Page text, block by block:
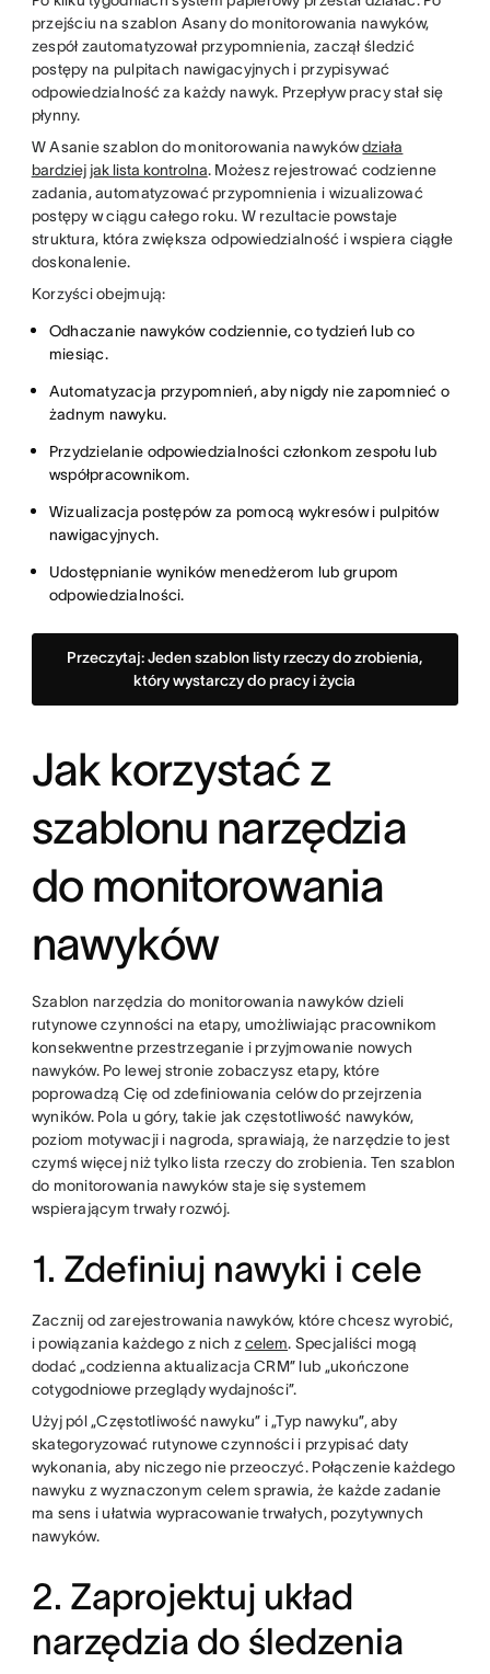
przejściu na szablon Asany do monitorowania nawyków,
zespół zautomatyzował przypomnienia, zaczął śledzić
postępy na pulpitach nawigacyjnych i przypisywać
odpowiedzialność za każdy nawyk. Przepływ pracy stał się
płynny.
W Asanie szablon do monitorowania nawykówdziała
bardziej jak lista kontrolna. Możesz rejestrować codzienne
zadania, automatyzować przypomnienia i wizualizować
postępy w ciągu całego roku. W rezultacie powstaje
struktura, która zwiększa odpowiedzialność i wspiera ciągłe
doskonalenie.
Korzyści obejmują:
Odhaczanie nawyków codziennie, co tydzień lub co
miesiąc.
Automatyzacja przypomnień, aby nigdy nie zapomnieć o
żadnym nawyku.
Przydzielanie odpowiedzialności członkom zespołu lub
współpracownikom.
Wizualizacja postępów za pomocą wykresów i pulpitów
nawigacyjnych.
Udostępnianie wyników menedżerom lub grupom
odpowiedzialności.
Przeczytaj: Jeden szablon listy rzeczy do zrobienia,
który wystarczy do pracy i życia
Jak korzystać z
szablonu narzędzia
do monitorowania
nawyków
Szablon narzędzia do monitorowania nawyków dzieli
rutynowe czynności na etapy, umożliwiając pracownikom
konsekwentne przestrzeganie i przyjmowanie nowych
nawyków. Po lewej stronie zobaczysz etapy, które
poprowadzą Cię od zdefiniowania celów do przejrzenia
wyników. Pola u góry, takie jak częstotliwość nawyków,
poziom motywacji i nagroda, sprawiają, że narzędzie to jest
czymś więcej niż tylko lista rzeczy do zrobienia. Ten szablon
do monitorowania nawyków staje się systemem
wspierającym trwały rozwój.
1. Zdefiniuj nawyki i cele
Zacznij od zarejestrowania nawyków, które chcesz wyrobić,
i powiązania każdego z nich zcelem. Specjaliści mogą
dodać „codzienna aktualizacja CRM” lub „ukończone
cotygodniowe przeglądy wydajności”.
Użyj pól „Częstotliwość nawyku” i „Typ nawyku”, aby
skategoryzować rutynowe czynności i przypisać daty
wykonania, aby niczego nie przeoczyć. Połączenie każdego
nawyku z wyznaczonym celem sprawia, że każde zadanie
ma sens i ułatwia wypracowanie trwałych, pozytywnych
nawyków.
2. Zaprojektuj układ
narzędzia do śledzenia